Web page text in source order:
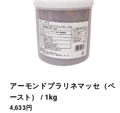
アーモンドプラリネマッセ（ペ
ースト） / 1kg
4,633円